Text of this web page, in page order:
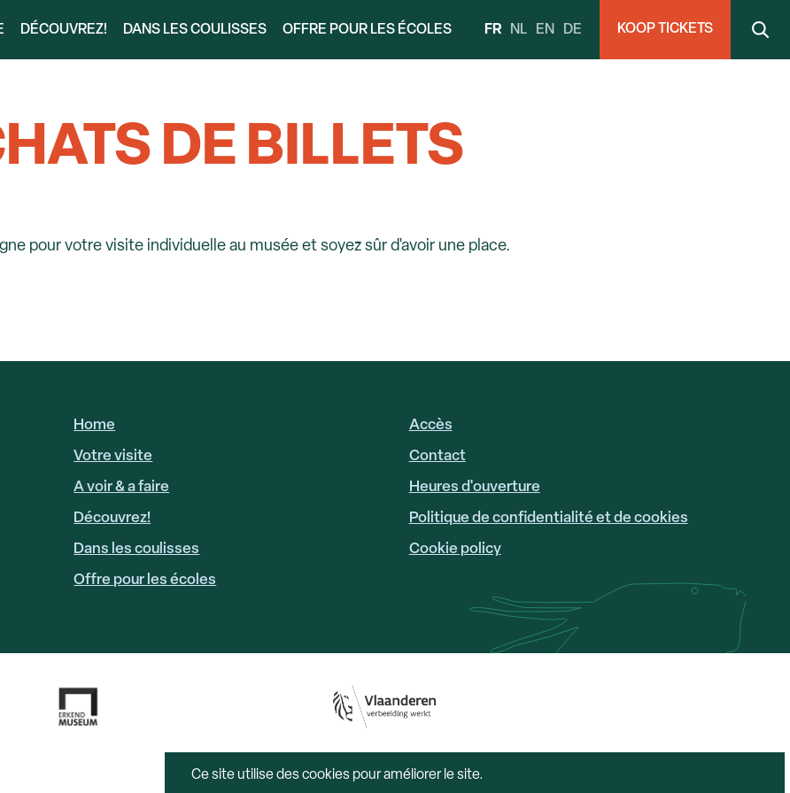
DÉCOUVREZ! DANS LES COULISSES OFFRE POUR LES ÉCOLES FR NL EN DE KOOP TICKETS
DE BILLETS
pour votre visite individuelle au musée et soyez sûr d'avoir une place.
HOOFDNAVIGATIE
FR
Home
Votre visite
A voir & a faire
Découvrez!
Dans les coulisses
Offre pour les écoles
Ce site utilise des cookies pour améliorer le site.
FOOTER
LINKS
Accès
Contact
Heures d'ouverture
Politique de confidentialité et de cookies
Cookie policy